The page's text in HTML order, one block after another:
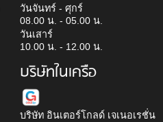
วันจันทร์ - ศุกร์
08.00 น. - 05.00 น.
วันเสาร์
10.00 น. - 12.00 น.
บริษัทในเครือ
บริษัท อินเตอร์โกลด์ เจเนอเรชั่น